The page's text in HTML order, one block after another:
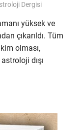
Dergisi
yüksek ve
çıkarıldı. Tüm
olması,
dışı